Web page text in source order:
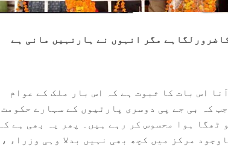
مگر انہوں نے ہارنہیں مانی ہے
اس بات کا ثبوت ہے کہ اس بار ملک کے عوام
کہ بی جے پی دوسری پارٹیوں کے سہارے حکومت
ٹھگا ہوا محسوس کر رہے ہیں۔ پھر یہ بھی ہے کہ
مرکز میں کچھ بھی نہیں بدلا وہی وزراء ،